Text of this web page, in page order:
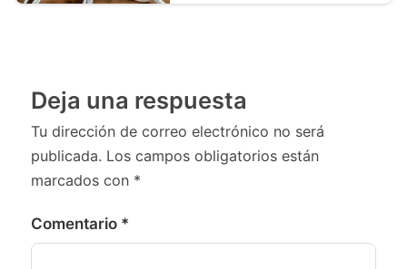
Deja una respuesta
Tu dirección de correo electrónico no será
publicada. Los campos obligatorios están
marcados con *
Comentario *